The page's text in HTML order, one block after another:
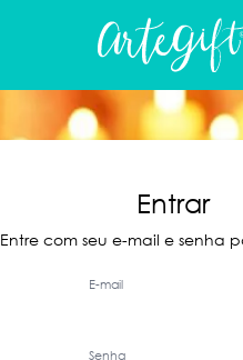
Entrar
Entre com seu e-mail e senha
E-mail
Senha